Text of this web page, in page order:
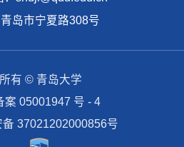
岛市宁夏路308号
有 © 青岛大学
案 05001947 号 - 4
备 37021202000856号